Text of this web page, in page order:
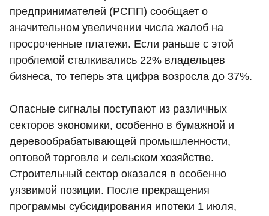
предпринимателей (РСПП) сообщает о
значительном увеличении числа жалоб на
просроченные платежи. Если раньше с этой
проблемой сталкивались 22% владельцев
бизнеса, то теперь эта цифра возросла до 37%.
Опасные сигналы поступают из различных
секторов экономики, особенно в бумажной и
деревообрабатывающей промышленности,
оптовой торговле и сельском хозяйстве.
Строительный сектор оказался в особенно
уязвимой позиции. После прекращения
программы субсидирования ипотеки 1 июля,